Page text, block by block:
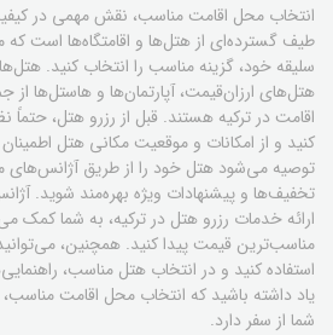
انتخاب محل اقامت مناسب، نقش مهمی در
طیف گسترده‌ای از هتل‌ها و اقامتگاه‌ها است که
سلیقه خود، گزینه مناسب را انتخاب کنید.
هتل‌های ارزان‌قیمت، آپارتمان‌ها و هاستل‌ها از
اقامت در ترکیه هستند. قبل از رزرو هتل، حتماً
کنید و از امکانات و موقعیت مکانی هتل
توصیه می‌شود هتل خود را از طریق آژانس‌های
تخفیف‌ها و پیشنهادات ویژه بهره‌مند شوید.
ارائه خدمات رزرو هتل در ترکیه، به شما کمک
مناسب‌ترین قیمت پیدا کنید. همچنین،
استفاده کنید و در انتخاب هتل مناسب،
یاد داشته باشید که انتخاب محل اقامت
شما از سفر دارد.